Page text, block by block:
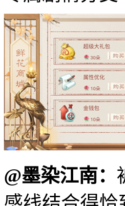
@墨染江南：